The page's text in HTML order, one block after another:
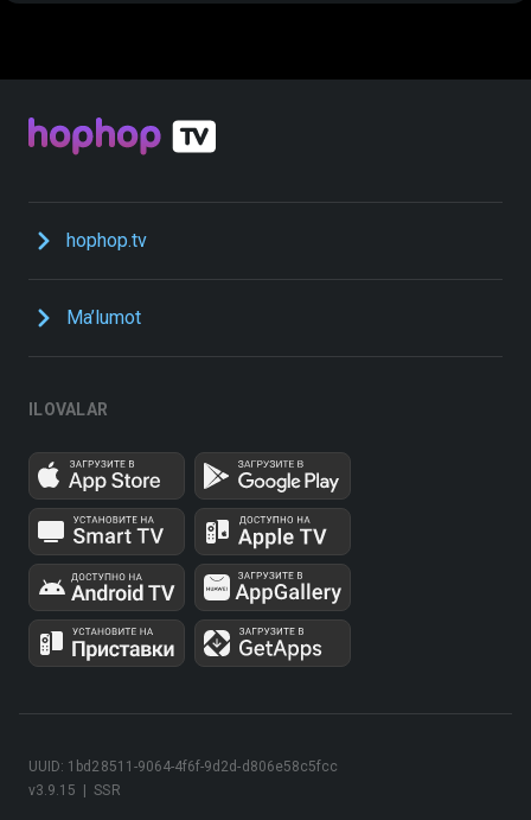
hophop.tv
Ma’lumot
ILOVALAR
v3.9.15 SSR
UUID: 1bd28511-9064-4f6f-9d2d-d806e58c5fcc